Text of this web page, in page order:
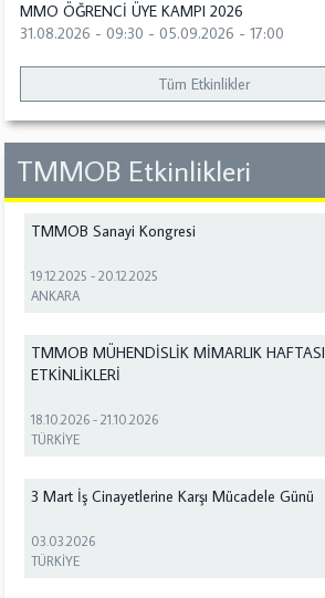
MMO ÖĞRENCİ ÜYE KAMPI 2026
31.08.2026 - 09:30 -05.09.2026 - 17:00
Tüm Etkinlikler
TMMOB Etkinlikleri
TMMOB Sanayi Kongresi
19.12.2025 -20.12.2025
ANKARA
TMMOB MÜHENDİSLİK MİMARLIK HAFTASI
ETKİNLİKLERİ
18.10.2026 -21.10.2026
TÜRKİYE
3 Mart İş Cinayetlerine Karşı Mücadele Günü
03.03.2026
TÜRKİYE